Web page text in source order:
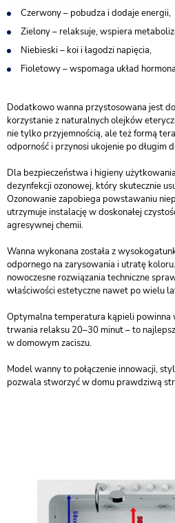
Czerwony – pobudza i dodaje energii,
Zielony – relaksuje, wspiera
Niebieski – koi i łagodzi napięcia,
Fioletowy – wspomaga układ
Dodatkowo wanna przystosowana jest
korzystanie z naturalnych olejków
nie tylko przyjemnością, ale też formą
odporność i przynosi ukojenie po długim
Dla bezpieczeństwa i higieny
dezynfekcji ozonowej, który skutecznie
Ozonowanie zapobiega powstawaniu
utrzymuje instalację w doskonałej
agresywnej chemii.
Wanna wykonana została z
odpornego na zarysowania i utratę
nowoczesne rozwiązania techniczne
właściwości estetyczne nawet po wielu
Optymalna temperatura kąpieli powinna
trwania relaksu 20–30 minut – to
w domowym zaciszu.
Model wanny to połączenie innowacji,
pozwala stworzyć w domu prawdziwą